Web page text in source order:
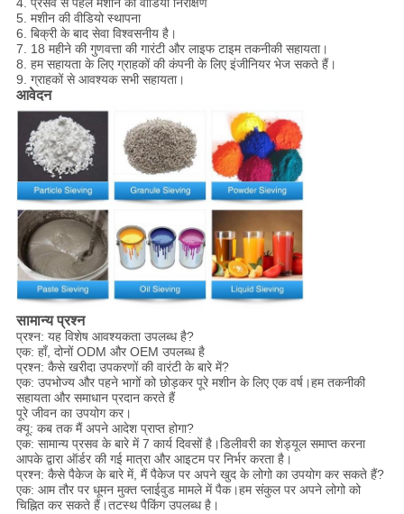
5. मशीन की वीडियो स्थापना
6. बिक्री के बाद सेवा विश्वसनीय है।
7. 18 महीने की गुणवत्ता की गारंटी और लाइफ टाइम तकनीकी सहायता।
8. हम सहायता के लिए ग्राहकों की कंपनी के लिए इंजीनियर भेज सकते हैं।
9. ग्राहकों से आवश्यक सभी सहायता।
आवेदन
सामान्य प्रश्न
प्रश्न: यह विशेष आवश्यकता उपलब्ध है?
एक: हाँ, दोनों ODM और OEM उपलब्ध है
प्रश्न: कैसे खरीदा उपकरणों की वारंटी के बारे में?
एक: उपभोज्य और पहने भागों को छोड़कर पूरे मशीन के लिए एक वर्ष।हम तकनीकी
सहायता और समाधान प्रदान करते हैं
पूरे जीवन का उपयोग कर।
क्यू: कब तक मैं अपने आदेश प्राप्त होगा?
एक: सामान्य प्रसव के बारे में 7 कार्य दिवसों है।डिलीवरी का शेड्यूल समाप्त करना
आपके द्वारा ऑर्डर की गई मात्रा और आइटम पर निर्भर करता है।
प्रश्न: कैसे पैकेज के बारे में, मैं पैकेज पर अपने खुद के लोगो का उपयोग कर सकते हैं?
एक: आम तौर पर धूमन मुक्त प्लाईवुड मामले में पैक।हम संकुल पर अपने लोगो को
चिह्नित कर सकते हैं।तटस्थ पैकिंग उपलब्ध है।